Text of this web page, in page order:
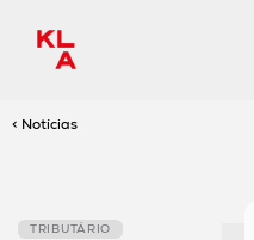
< Notícias
TRIBUTÁRIO